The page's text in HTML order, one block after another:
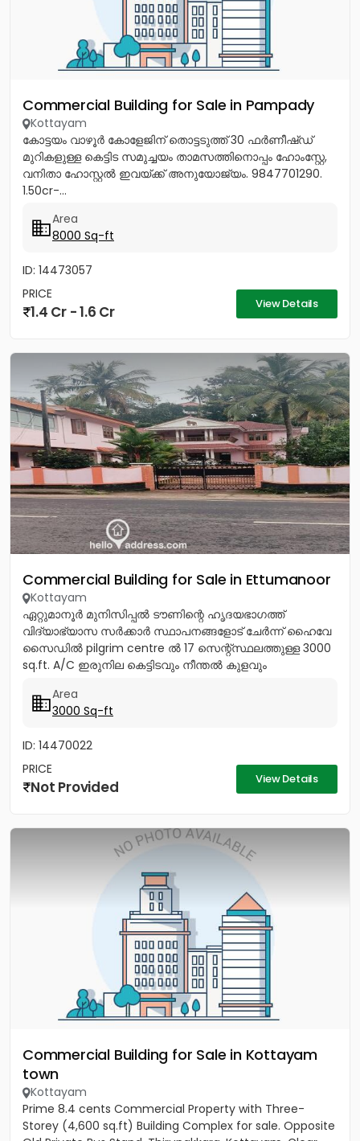
Commercial Building for Sale in Pampady
Kottayam
കോട്ടയം വാഴൂർ കോളേജിന് തൊട്ടടുത്ത് 30 ഫർണീഷ്‎ഡ്
മുറികളുള്ള കെട്ടിട സമുച്ചയം താമസത്തിനൊപ്പം ഹോംസ്റ്റേ,
വനിതാ ഹോസ്റ്റൽ ഇവയ്ക്ക് അനുയോജ്യം. 9847701290.
1.50cr-...
Area
8000 Sq-ft
ID: 14473057
PRICE
1.4 Cr - 1.6 Cr View Details
Commercial Building for Sale in Ettumanoor
Kottayam
ഏറ്റുമാനൂർ മുനിസിപ്പൽ ടൗണിന്റെ ഹൃദയഭാഗത്ത്
വിദ്യാഭ്യാസ സർക്കാർ സ്ഥാപനങ്ങളോട് ചേർന്ന് ഹൈവേ
സൈഡിൽ pilgrim centre ൽ 17 സെന്റ്സ്ഥലത്തുള്ള 3000
sq.ft. A/C ഇരുനില കെട്ടിടവും നീന്തൽ കുളവും
Area
3000 Sq-ft
ID: 14470022
PRICE
Not Provided View Details
Commercial Building for Sale in Kottayam
town
Kottayam
Prime 8.4 cents Commercial Property with Three-
Storey (4,600 sq.ft) Building Complex for sale. Opposite